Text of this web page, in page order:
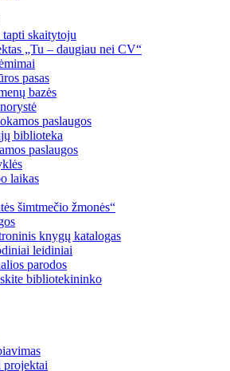
skaitytoju
„Tu – daugiau nei CV“
pasas
bazės
paslaugos
biblioteka
paslaugos
laikas
šimtmečio žmonės“
knygų katalogas
leidiniai
parodos
bibliotekininko